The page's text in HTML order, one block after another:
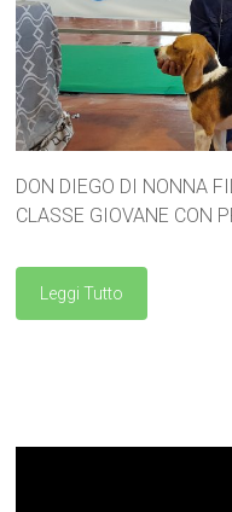
DON DIEGO DI NONNA
CLASSE GIOVANE CON
Leggi Tutto